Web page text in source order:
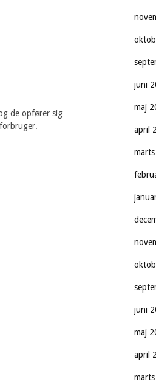
de opfører sig
juni
maj
april
juni
maj
april